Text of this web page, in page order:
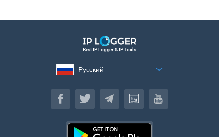
Best IP Logger & IP Tools
Русский
Русский